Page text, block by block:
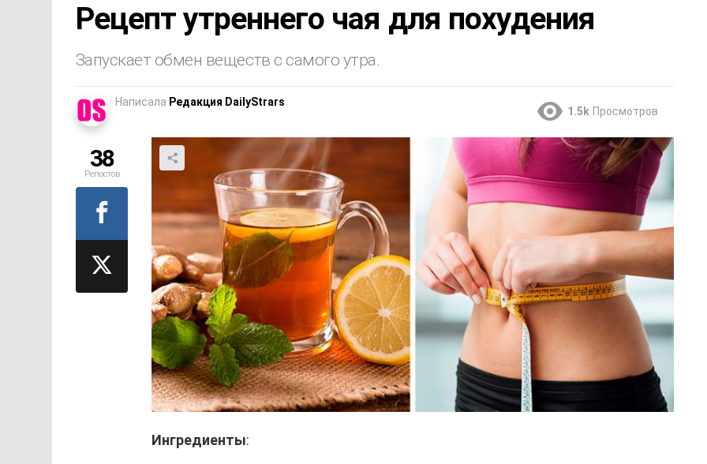
Рецепт утреннего чая для похудения
Запускает обмен веществ с самого утра.
Написала Редакция DailyStrars
1.5k Просмотров
Ингредиенты:
38
Репостов